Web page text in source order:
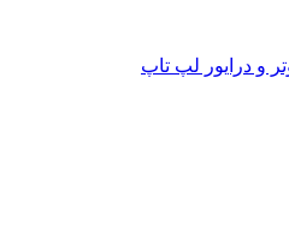
و درایور لپ تاپ